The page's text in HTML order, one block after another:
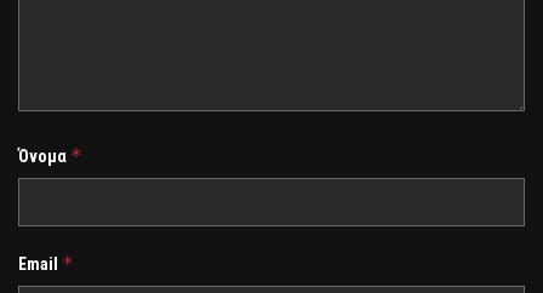
Όνομα *
Email *